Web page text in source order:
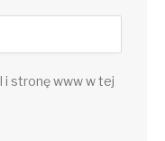
i stronę www w tej